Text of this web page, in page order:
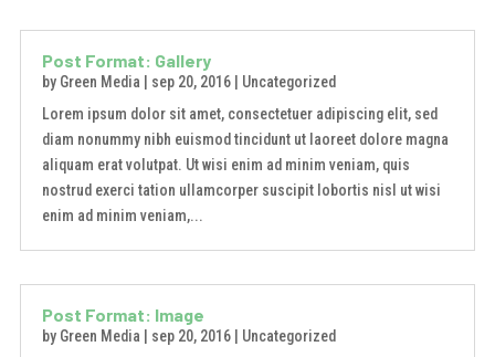
Post Format: Gallery
by Green Media sep 20, 2016| Uncategorized
Lorem ipsum dolor sit amet, consectetuer adipiscing elit, sed
diam nonummy nibh euismod tincidunt ut laoreet dolore magna
aliquam erat volutpat. Ut wisi enim ad minim veniam, quis
nostrud exerci tation ullamcorper suscipit lobortis nisl ut wisi
enim ad minim veniam,...
Post Format: Image
by Green Media sep 20, 2016| Uncategorized